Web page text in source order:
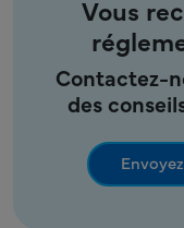
Vous
Contactez-
des